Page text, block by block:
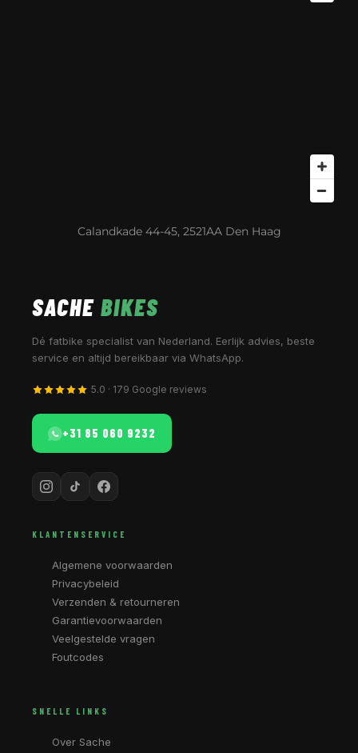
Calandkade 44-45, 2521AA Den Haag
SACHE BIKES
Dé fatbike specialist van Nederland. Eerlijk advies, beste
service en altijd bereikbaar via WhatsApp.
5.0 · 179 Google reviews
+31 85 060 9232
KLANTENSERVICE
Algemene voorwaarden
Privacybeleid
Verzenden & retourneren
Garantievoorwaarden
Veelgestelde vragen
Foutcodes
SNELLE LINKS
Over Sache